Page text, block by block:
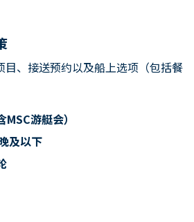
目、接送预约以及船上选项（包括餐
游艇会）
及以下